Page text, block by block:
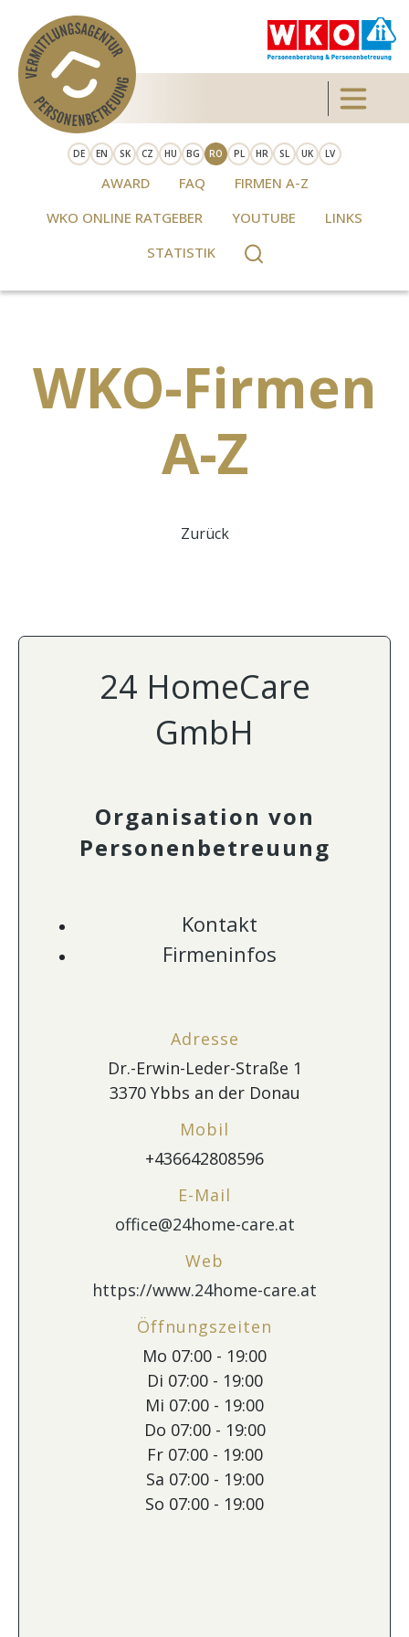
Skip to main content Toggle
DE EN SK CZ HU BG RO PL HR SL UK LV
AWARD FAQ
FIRMEN A-Z
WKO ONLINE RATGEBER
YOUTUBE
LINKS
STATISTIK
WKO-Firmen
A-Z
Zurück
24 HomeCare
GmbH
Organisation von
Personenbetreuung
Kontakt
Firmeninfos
Adresse
Dr.-Erwin-Leder-Straße 1
3370 Ybbs an der Donau
Mobil
+436642808596
E-Mail
office@24home-care.at
Web
https://www.24home-care.at
Öffnungszeiten
Mo 07:00 - 19:00
Di 07:00 - 19:00
Mi 07:00 - 19:00
Do 07:00 - 19:00
Fr 07:00 - 19:00
Sa 07:00 - 19:00
So 07:00 - 19:00